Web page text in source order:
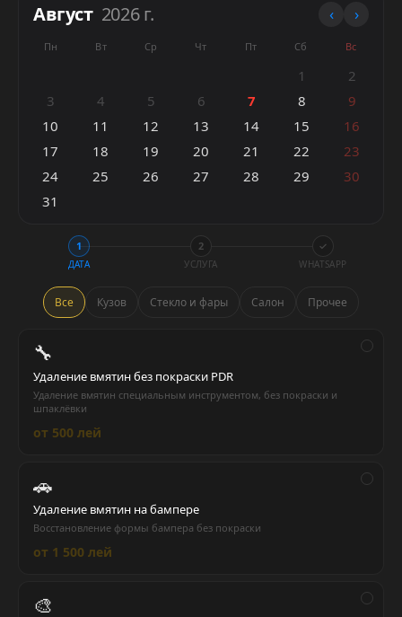
Август 2026 г. ‹ ›
Пн Вт Ср Чт Пт Сб Вс
1
2
3
4 5 6 7 8
9
10
11 12 13 14 15
16
17
18 19 20 21 22
23
24
25 26 27 28 29
30
31
1
ДАТА
2
УСЛУГА
✓
WHATSAPP
Все Кузов Стекло и фары Салон Прочее
🔧
Удаление вмятин без покраски PDR
Удаление вмятин специальным инструментом, без покраски и
шпаклёвки
от 500 лей
🚗
Удаление вмятин на бампере
Восстановление формы бампера без покраски
от 1 500 лей
🎨